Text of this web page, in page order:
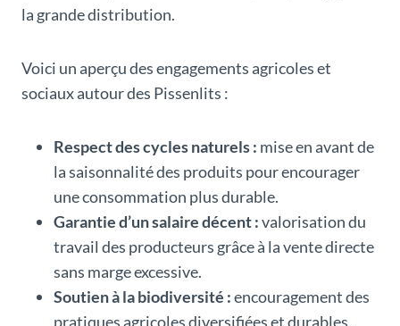
la grande distribution.
Voici un aperçu des engagements agricoles et
sociaux autour des Pissenlits :
Respect des cycles naturels : mise en avant de
la saisonnalité des produits pour encourager
une consommation plus durable.
Garantie d’un salaire décent :valorisation du
travail des producteurs grâce à la vente directe
sans marge excessive.
Soutien à la biodiversité :encouragement des
pratiques agricoles diversifiées et durables.